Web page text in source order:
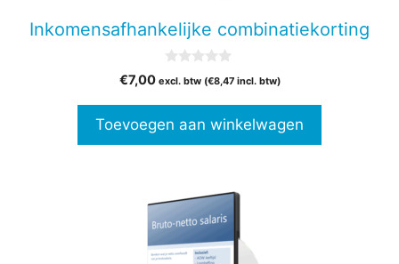
Inkomensafhankelijke combinatiekorting
v
5
€7,00 excl. btw (€8,47incl. btw)
Toevoegen aan winkelwagen